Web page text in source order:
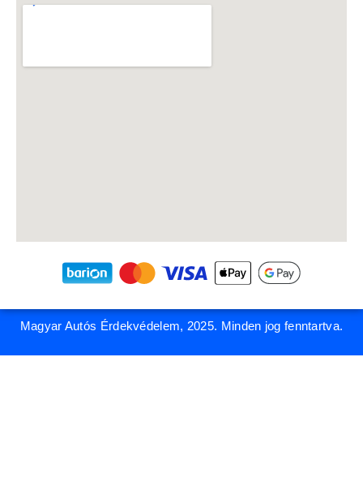
Magyar Autós Érdekvédelem, 2025. Minden jog fenntartva.